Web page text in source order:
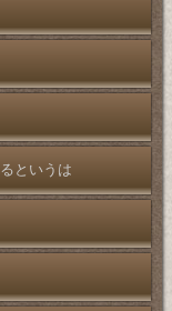
というは